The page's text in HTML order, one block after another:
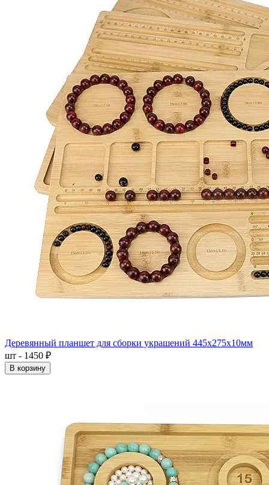
Деревянный планшет для сборки украшений 445x275x10мм
шт - 1450 ₽
В корзину